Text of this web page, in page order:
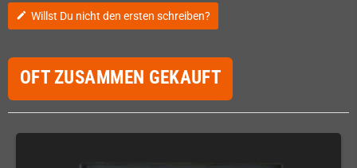
edit Willst Du nicht den ersten schreiben?
OFT ZUSAMMEN GEKAUFT